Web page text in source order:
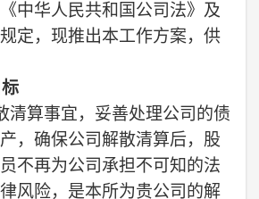
中华人民共和国公司法》及
定，现推出本工作方案，供
算事宜，妥善处理公司的债
，确保公司解散清算后，股
不再为公司承担不可知的法
风险，是本所为贵公司的解